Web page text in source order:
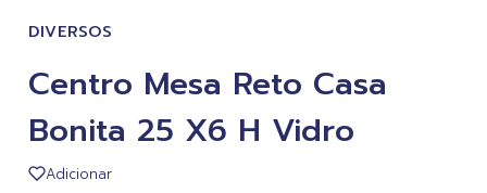
DIVERSOS
Centro Mesa Reto Casa
Bonita 25 X6 H Vidro
Adicionar